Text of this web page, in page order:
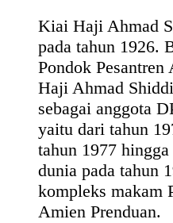
Kiai Haji Ahmad
pada tahun 1926.
Pondok
Haji Ahmad
sebagai anggota
yaitu dari tahun
tahun 1977
dunia pada tahun
kompleks makam
Amien Prenduan.